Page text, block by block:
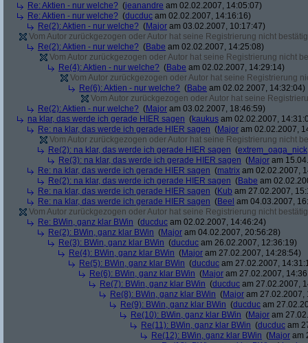
Re: Aktien - nur welche? (jeanandre am 02.02.2007, 14:05:07)
Re: Aktien - nur welche? (ducduc am 02.02.2007, 14:16:16)
Re(2): Aktien - nur welche? (Major am 03.02.2007, 10:17:47)
Vom Autor zurückgezogen oder Autor hat seine Registrierung nicht
Re(2): Aktien - nur welche? (Babe am 02.02.2007, 14:25:08)
Vom Autor zurückgezogen oder Autor hat seine Registrierung nicht
Re(4): Aktien - nur welche? (Babe am 02.02.2007, 14:29:14)
Vom Autor zurückgezogen oder Autor hat seine Registrierung
Re(6): Aktien - nur welche? (Babe am 02.02.2007, 14:32:04)
Vom Autor zurückgezogen oder Autor hat seine
Re(2): Aktien - nur welche? (Major am 03.02.2007, 18:46:59)
na klar, das werde ich gerade HIER sagen (kaukus am 02.02.2007,
Re: na klar, das werde ich gerade HIER sagen (Major am 02.02.2007,
Vom Autor zurückgezogen oder Autor hat seine Registrierung nicht
Re(2): na klar, das werde ich gerade HIER sagen (extrem_oaga_nick
Re(3): na klar, das werde ich gerade HIER sagen (Major am
Re: na klar, das werde ich gerade HIER sagen (matrix am 02.02.2007,
Re(2): na klar, das werde ich gerade HIER sagen (Babe am
Re: na klar, das werde ich gerade HIER sagen (Kub am 27.02.2007,
Re: na klar, das werde ich gerade HIER sagen (Beel am 04.03.2007,
Vom Autor zurückgezogen oder Autor hat seine Registrierung nicht
Re: BWin, ganz klar BWin (ducduc am 02.02.2007, 14:46:24)
Re(2): BWin, ganz klar BWin (Major am 04.02.2007, 20:56:28)
Re(3): BWin, ganz klar BWin (ducduc am 26.02.2007, 12:36:19)
Re(4): BWin, ganz klar BWin (Major am 27.02.2007, 14:28:54)
Re(5): BWin, ganz klar BWin (ducduc am 27.02.2007,
Re(6): BWin, ganz klar BWin (Major am 27.02.2007,
Re(7): BWin, ganz klar BWin (ducduc am 27.02.2007,
Re(8): BWin, ganz klar BWin (Major am 27.02.2007,
Re(9): BWin, ganz klar BWin (ducduc am
Re(10): BWin, ganz klar BWin (Major am
Re(11): BWin, ganz klar BWin (ducduc am
Re(12): BWin, ganz klar BWin (Major am